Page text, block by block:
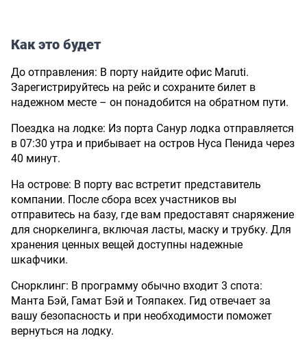
Как это будет
До отправления: В порту найдите офис Maruti.
Зарегистрируйтесь на рейс и сохраните билет в
надежном месте – он понадобится на обратном пути.
Поездка на лодке: Из порта Санур лодка отправляется
в 07:30 утра и прибывает на остров Нуса Пенида через
40 минут.
На острове: В порту вас встретит представитель
компании. После сбора всех участников вы
отправитесь на базу, где вам предоставят снаряжение
для сноркелинга, включая ласты, маску и трубку. Для
хранения ценных вещей доступны надежные
шкафчики.
Снорклинг: В программу обычно входит 3 спота:
Манта Бэй, Гамат Бэй и Тояпакех. Гид отвечает за
вашу безопасность и при необходимости поможет
вернуться на лодку.